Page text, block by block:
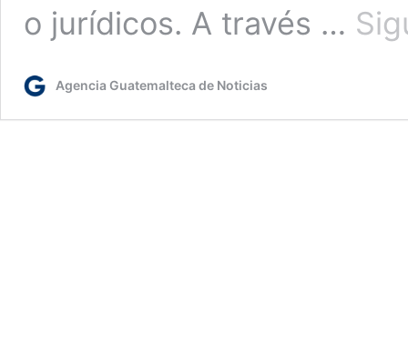
o jurídicos. A través …
Agencia Guatemalteca de Noticias